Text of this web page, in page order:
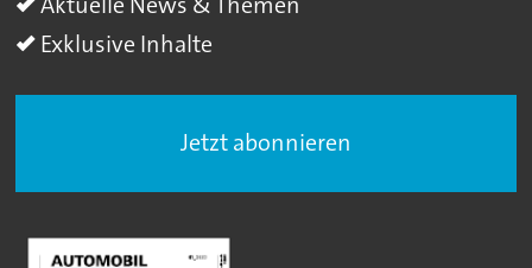
Exklusive Inhalte
Jetzt abonnieren